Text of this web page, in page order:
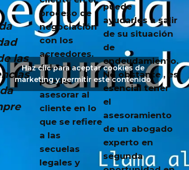
las
proceso de
negociación
con los
acreedores.
Además ,
puede
asesorar al
cliente en lo
que se refiere
a las
secuelas
legales y
puede
ayudarles a salir
de su situación
de
endeudamiento.
No obstante , es
esencial tener
el
asesoramiento
de un abogado
experto en
segunda
Haz clic para aceptar cookies de
marketing y permitir este contenido